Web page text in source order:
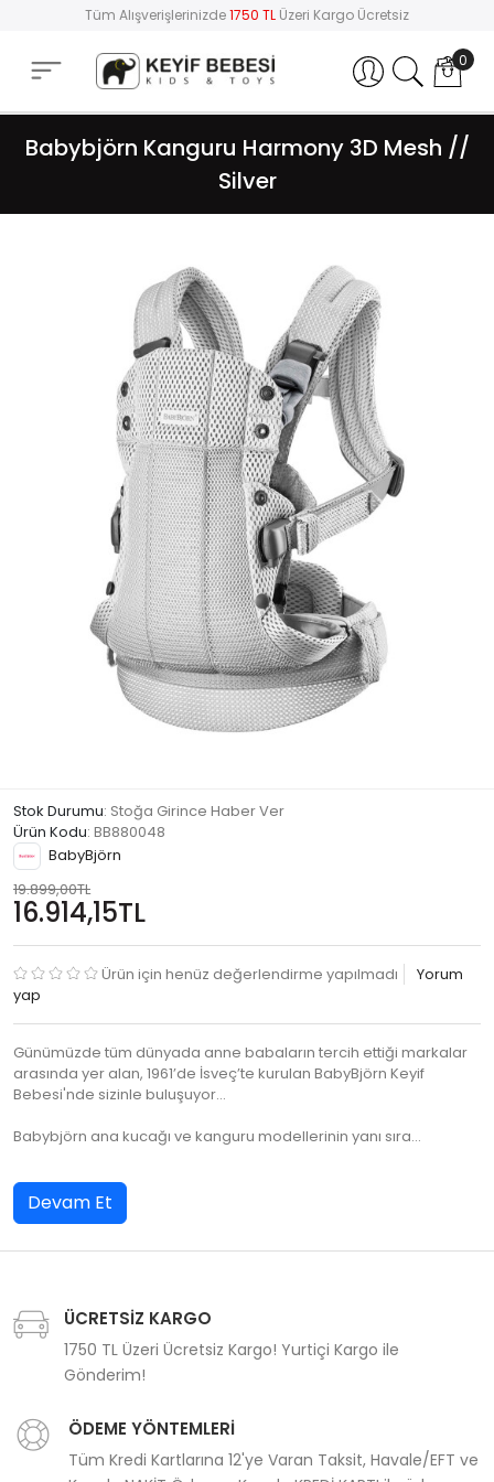
Tüm Alışverişlerinizde1750 TL Üzeri Kargo Ücretsiz
Hesabım 0
Babybjörn Kanguru Harmony 3D Mesh //
Silver
Stok Durumu: Stoğa Girince Haber Ver
Ürün Kodu: BB880048
BabyBjörn
19.899,00TL
16.914,15TL
Ürün için henüz değerlendirme yapılmadı
Yorum
yap
Günümüzde tüm dünyada anne babaların tercih ettiği markalar
arasında yer alan, 1961’de İsveç’te kurulan BabyBjörn Keyif
Bebesi'nde sizinle buluşuyor...
Babybjörn ana kucağı ve kanguru modellerinin yanı sıra…
Devam Et
ÜCRETSİZ KARGO
1750 TL Üzeri Ücretsiz Kargo! Yurtiçi Kargo ile
Gönderim!
ÖDEME YÖNTEMLERİ
Tüm Kredi Kartlarına 12'ye Varan Taksit, Havale/EFT ve